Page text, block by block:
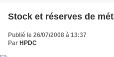
Stock et réserves de
Publié le 26/07/2008 à 13:37
Par HPDC